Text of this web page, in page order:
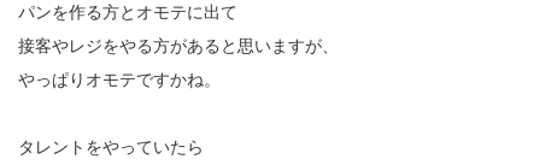
パンを作る方とオモテに出て
接客やレジをやる方があると思いますが、
やっぱりオモテですかね。
タレントをやっていたら